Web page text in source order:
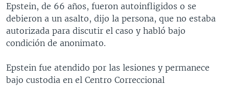
Epstein, de 66 años, fueron autoinfligidos o se
debieron a un asalto, dijo la persona, que no estaba
autorizada para discutir el caso y habló bajo
condición de anonimato.
Epstein fue atendido por las lesiones y permanece
bajo custodia en el Centro Correccional